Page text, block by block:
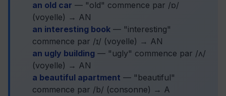
an old car — "old" commence par /ɒ/
(voyelle) → AN
an interesting book — "interesting"
commence par /ɪ/ (voyelle) → AN
an ugly building — "ugly" commence par /ʌ/
(voyelle) → AN
a beautiful apartment — "beautiful"
commence par /b/ (consonne) → A